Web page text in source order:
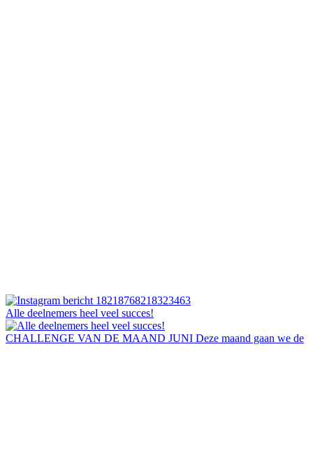
Alle deelnemers heel veel succes!
CHALLENGE VAN DE MAAND JUNI Deze maand gaan we de